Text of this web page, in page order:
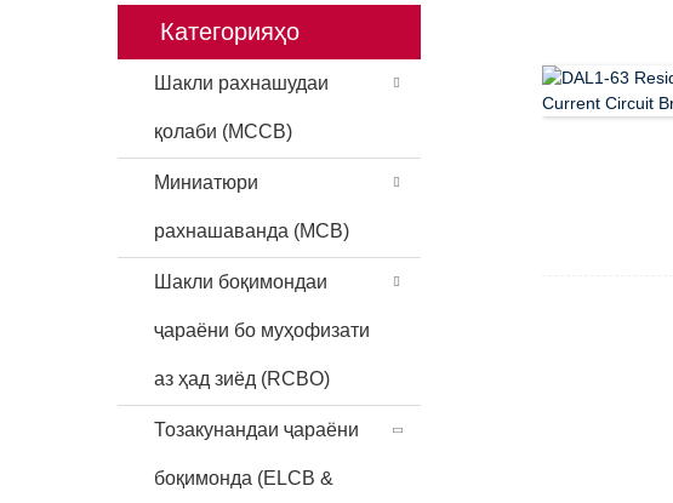
Категорияҳо
Шакли рахнашудаи
қолаби (MCCB)
Миниатюри
рахнашаванда (MCB)
Шакли боқимондаи
ҷараёни бо муҳофизати
аз ҳад зиёд (RCBO)
Тозакунандаи ҷараёни
боқимонда (ELCB &